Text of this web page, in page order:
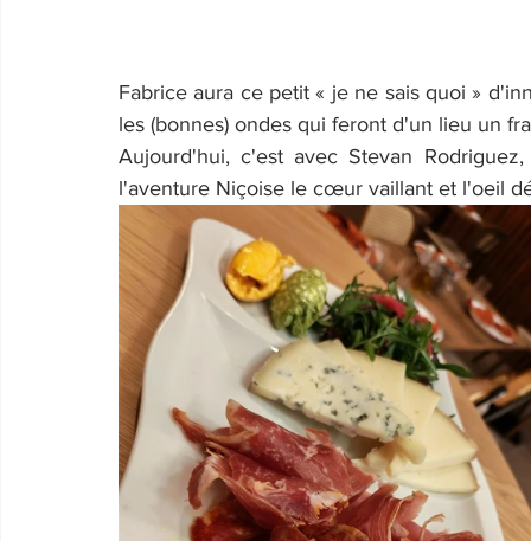
Fabrice aura ce petit « je ne sais quoi »
les (bonnes) ondes qui feront d'un lieu un
Aujourd'hui, c'est avec Stevan
l'aventure Niçoise le cœur vaillant et l'oeil